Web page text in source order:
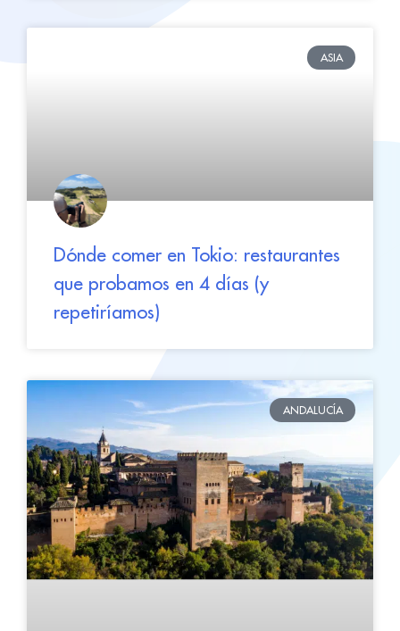
ASIA
Dónde comer en Tokio: restaurantes
que probamos en 4 días (y
repetiríamos)
ANDALUCÍA